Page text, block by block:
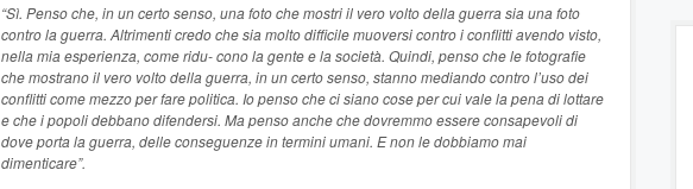
“Sì. Penso che, in un certo senso, una foto che mostri il vero volto della guerra sia una foto
contro la guerra. Altrimenti credo che sia molto difficile muoversi contro i conflitti avendo visto,
nella mia esperienza, come ridu- cono la gente e la società. Quindi, penso che le fotografie
che mostrano il vero volto della guerra, in un certo senso, stanno mediando contro l’uso dei
conflitti come mezzo per fare politica. Io penso che ci siano cose per cui vale la pena di lottare
e che i popoli debbano difendersi. Ma penso anche che dovremmo essere consapevoli di
dove porta la guerra, delle conseguenze in termini umani. E non le dobbiamo mai
dimenticare”.